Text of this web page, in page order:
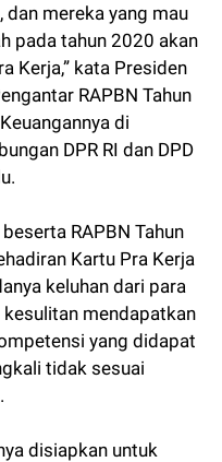
dan mereka yang mau
pada tahun 2020 akan
Kerja,” kata Presiden
RAPBN Tahun
di
DPR RI dan DPD
RAPBN Tahun
Kartu Pra Kerja
keluhan dari para
mendapatkan
yang didapat
tidak sesuai
disiapkan untuk